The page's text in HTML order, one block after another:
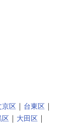
京区 ｜ 台東区 ｜
区 ｜ 大田区 ｜